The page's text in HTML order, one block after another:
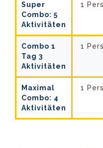
Super
Combo: 5
Aktivitäten
1
Combo 1
Tag 3
Aktivitäten
1
Maximal
Combo: 4
Aktivitäten
1